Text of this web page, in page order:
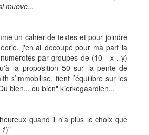
muove...
un cahier de textes et pour joindre
j'en ai découpé pour ma part la
par groupes de (10 - x . y)
la proposition 50 sur la pente de
s’immobilise, tient l’équilibre sur les
bien... ou bien" kierkegaardien...
quand il n'a plus le choix que
)"